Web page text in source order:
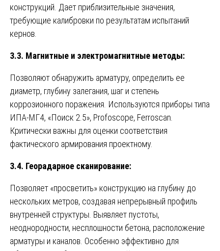
конструкций. Дает приблизительные значения,
требующие калибровки по результатам испытаний
кернов.
3.3. Магнитные и электромагнитные методы:
Позволяют обнаружить арматуру, определить ее
диаметр, глубину залегания, шаг и степень
коррозионного поражения. Используются приборы типа
ИПА-МГ4, «Поиск 2.5», Profoscope, Ferroscan.
Критически важны для оценки соответствия
фактического армирования проектному.
3.4. Георадарное сканирование:
Позволяет «просветить» конструкцию на глубину до
нескольких метров, создавая непрерывный профиль
внутренней структуры. Выявляет пустоты,
неоднородности, несплошности бетона, расположение
арматуры и каналов. Особенно эффективно для